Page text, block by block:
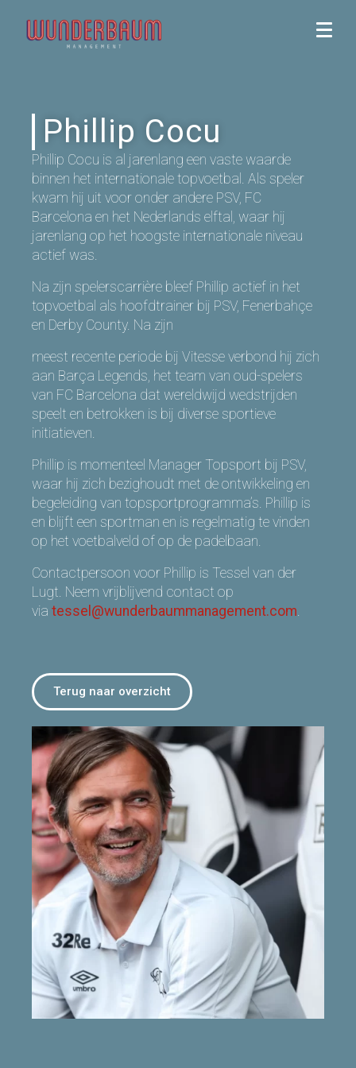
Phillip Cocu
Phillip Cocu is al jarenlang een vaste waarde
binnen het internationale topvoetbal. Als speler
kwam hij uit voor onder andere PSV, FC
Barcelona en het Nederlands elftal, waar hij
jarenlang op het hoogste internationale niveau
actief was.
Na zijn spelerscarrière bleef Phillip actief in het
topvoetbal als hoofdtrainer bij PSV, Fenerbahçe
en Derby County. Na zijn
meest recente periode bij Vitesse verbond hij zich
aan Barça Legends, het team van oud-spelers
van FC Barcelona dat wereldwijd wedstrijden
speelt en betrokken is bij diverse sportieve
initiatieven.
Phillip is momenteel Manager Topsport bij PSV,
waar hij zich bezighoudt met de ontwikkeling en
begeleiding van topsportprogramma’s. Phillip is
en blijft een sportman en is regelmatig te vinden
op het voetbalveld of op de padelbaan.
Contactpersoon voor Phillip is Tessel van der
Lugt. Neem vrijblijvend contact op
via tessel@wunderbaummanagement.com
Terug naar overzicht